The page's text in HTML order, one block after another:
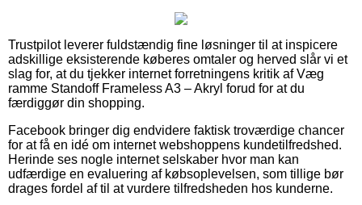
Trustpilot leverer fuldstændig fine løsninger til at inspicere
adskillige eksisterende køberes omtaler og herved slår vi et
slag for, at du tjekker internet forretningens kritik af Væg
ramme Standoff Frameless A3 – Akryl forud for at du
færdiggør din shopping.
Facebook bringer dig endvidere faktisk troværdige chancer
for at få en idé om internet webshoppens kundetilfredshed.
Herinde ses nogle internet selskaber hvor man kan
udfærdige en evaluering af købsoplevelsen, som tillige bør
drages fordel af til at vurdere tilfredsheden hos kunderne.